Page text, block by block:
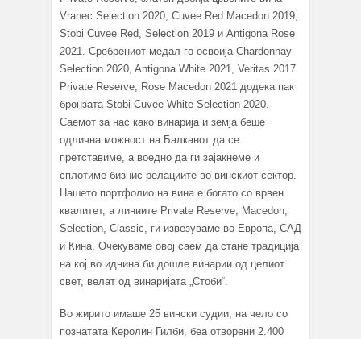
Vranec Selection 2020, Cuvee Red Macedon 2019,
Stobi Cuvee Red, Selection 2019 и Antigona Rose
2021. Сребрениот медал го освоија Chardonnay
Selection 2020, Antigona White 2021, Veritas 2017
Private Reserve, Rose Macedon 2021 додека пак
бронзата Stobi Cuvee White Selection 2020.
Саемот за нас како винарија и земја беше
одлична можност на Балканот да се
претставиме, а воедно да ги зајакнеме и
сплотиме бизнис релациите во винскиот сектор.
Нашето портфолио на вина е богато со врвен
квалитет, а линиите Private Reserve, Macedon,
Selection, Classic, ги извезуваме во Европa, САД
и Кина. Очекуваме овој саем да стане традиција
на кој во иднина би дошле винарии од целиот
свет, велат од винаријата „Стоби“.
Во жирито имаше 25 вински судии, на чело со
познатата Керолин Гилби, беа отворени 2.400